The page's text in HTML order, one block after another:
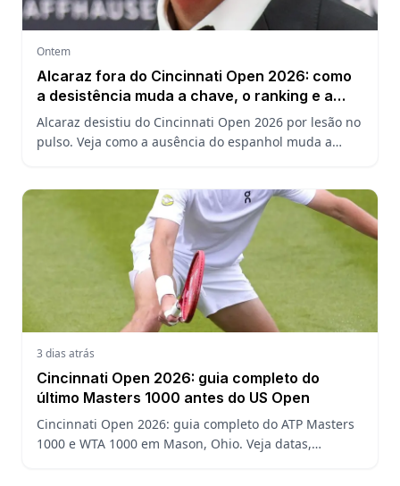
Ontem
Alcaraz fora do Cincinnati Open 2026: como
a desistência muda a chave, o ranking e a
defesa do US Open
Alcaraz desistiu do Cincinnati Open 2026 por lesão no
pulso. Veja como a ausência do espanhol muda a
3 dias atrás
Cincinnati Open 2026: guia completo do
último Masters 1000 antes do US Open
Cincinnati Open 2026: guia completo do ATP Masters
1000 e WTA 1000 em Mason, Ohio. Veja datas,